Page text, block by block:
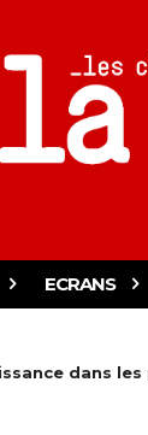
ECRANS
dans